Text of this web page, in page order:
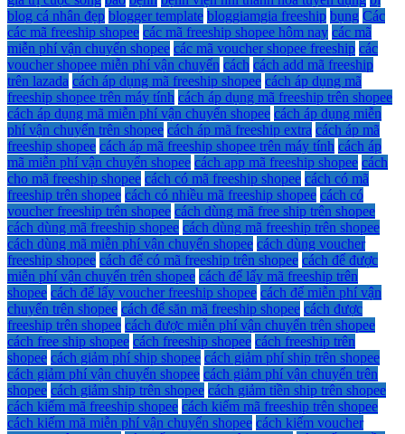
blog cá nhân đẹp blogger template bloggiamgia freeship bụng Các
các mã freeship shopee các mã freeship shopee hôm nay các mã
miễn phí vận chuyển shopee các mã voucher shopee freeship các
voucher shopee miễn phí vận chuyển cách cách add mã freeship
trên lazada cách áp dụng mã freeship shopee cách áp dụng mã
freeship shopee trên máy tính cách áp dụng mã freeship trên shopee
cách áp dụng mã miễn phí vận chuyển shopee cách áp dụng miễn
phí vận chuyển trên shopee cách áp mã freeship extra cách áp mã
freeship shopee cách áp mã freeship shopee trên máy tính cách áp
mã miễn phí vận chuyển shopee cách app mã freeship shopee cách
cho mã freeship shopee cách có mã freeship shopee cách có mã
freeship trên shopee cách có nhiều mã freeship shopee cách có
voucher freeship trên shopee cách dùng mã free ship trên shopee
cách dùng mã freeship shopee cách dùng mã freeship trên shopee
cách dùng mã miễn phí vận chuyển shopee cách dùng voucher
freeship shopee cách để có mã freeship trên shopee cách để được
miễn phí vận chuyển trên shopee cách để lấy mã freeship trên
shopee cách để lấy voucher freeship shopee cách để miễn phí vận
chuyển trên shopee cách để săn mã freeship shopee cách được
freeship trên shopee cách được miễn phí vận chuyển trên shopee
cách free ship shopee cách freeship shopee cách freeship trên
shopee cách giảm phí ship shopee cách giảm phí ship trên shopee
cách giảm phí vận chuyển shopee cách giảm phí vận chuyển trên
shopee cách giảm ship trên shopee cách giảm tiền ship trên shopee
cách kiếm mã freeship shopee cách kiếm mã freeship trên shopee
cách kiếm mã miễn phí vận chuyển shopee cách kiếm voucher